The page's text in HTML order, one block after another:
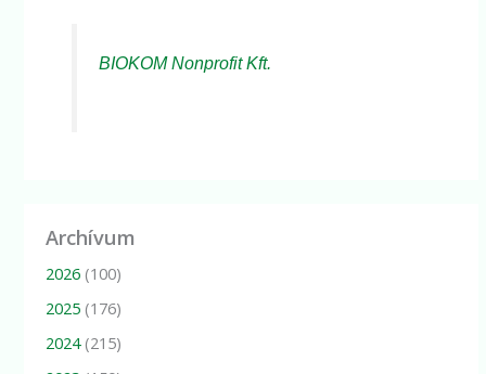
BIOKOM Nonprofit Kft.
Archívum
2026 (100)
2025 (176)
2024(215)